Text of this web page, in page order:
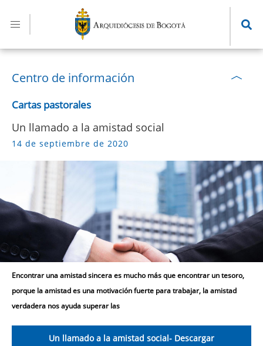
contenido
principal
Centro de información
Un llamado a la amistad social
14 de septiembre de 2020
Encontrar una amistad sincera es mucho más que encontrar un tesoro,
porque la amistad es una motivación fuerte para trabajar, la amistad
verdadera nos ayuda superar las
Un llamado a la amistad social- Descargar
Cartas pastorales